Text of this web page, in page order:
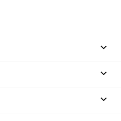


keyboard_arrow_down